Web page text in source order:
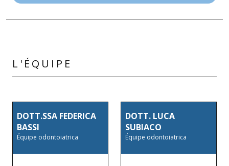
L'ÉQUIPE
DOTT.SSA FEDERICA
BASSI
Équipe odontoiatrica
DOTT. LUCA
SUBIACO
Équipe odontoiatrica